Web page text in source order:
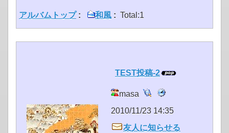
アルバムトップ: 和風 : Total:1
TEST投稿-2
masa
2010/11/23 14:35
友人に知らせる